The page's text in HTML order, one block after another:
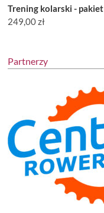
Trening kolarski - pakiet
249,00zł
Partnerzy